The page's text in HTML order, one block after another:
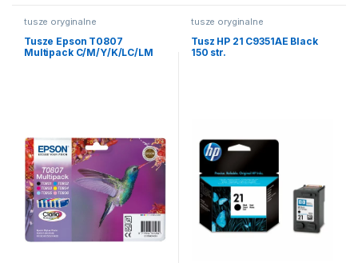
tusze oryginalne
Tusze Epson T0807
Multipack C/M/Y/K/LC/LM
tusze oryginalne
Tusz HP 21 C9351AE Black
150 str.